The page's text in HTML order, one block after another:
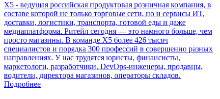
Х5 - ведущая российская продуктовая розничная компания, в
составе которой не только торговые сети, но и сервисы ИТ,
доставки, логистики, транспорта, готовой еды и даже
медиаплатформа. Ритейл сегодня — это намного больше, чем
просто магазины. В команде Х5 более 426 тысяч
специалистов и порядка 300 профессий в совершенно разных
направлениях. У нас трудятся юристы, финансисты,
маркетологи, разработчики, DevOps-инженеры, продавцы,
водители, директора магазинов, операторы складов.
Подробнее